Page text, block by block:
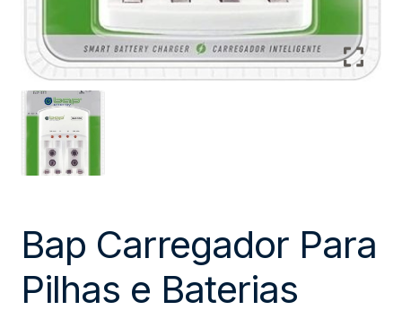
Bap Carregador Para
Pilhas e Baterias